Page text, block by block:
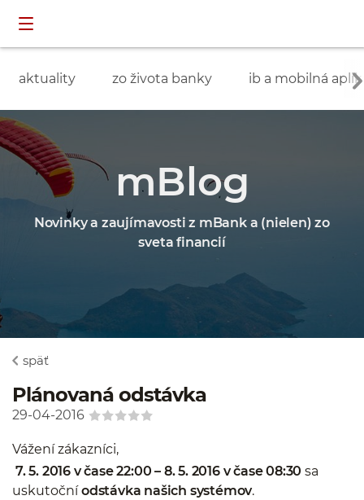
aktuality zo života banky ib a mobilná
mBlog
Novinky a zaujímavosti z mBank a (nielen) zo
sveta financií
späť
Plánovaná odstávka
29-04-2016
Vážení zákazníci,
7. 5. 2016 v čase 22:00 – 8. 5. 2016 v čase 08:30 sa
uskutočníodstávka našich systémov.